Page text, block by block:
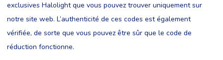
exclusives Halolight que vous pouvez trouver uniquement sur
notre site web. L’authenticité de ces codes est également
vérifiée, de sorte que vous pouvez être sûr que le code de
réduction fonctionne.